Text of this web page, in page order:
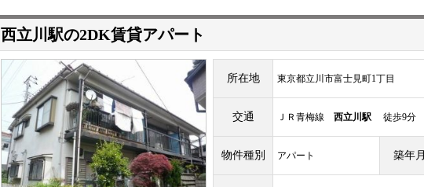
西立川駅の2DK賃貸アパート
所在地 東京都立川市富士見町1丁目
交通 ＪＲ青梅線 西立川駅 徒歩9分
物件種別 アパート 築年月